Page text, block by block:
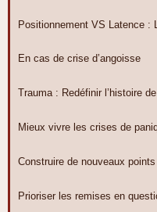
Positionnement VS Latence :
En cas de crise d’angoisse
Trauma : Redéfinir l’histoire
Mieux vivre les crises de
Construire de nouveaux
Prioriser les remises en